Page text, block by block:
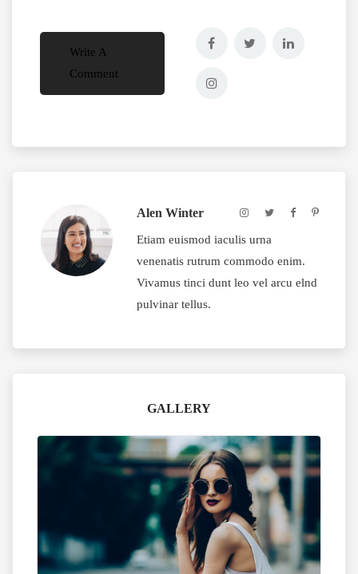
Write A
Comment
Alen Winter
Etiam euismod iaculis urna
venenatis rutrum commodo enim.
Vivamus tinci dunt leo vel arcu elnd
pulvinar tellus.
GALLERY